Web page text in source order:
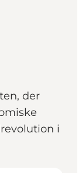
der
i